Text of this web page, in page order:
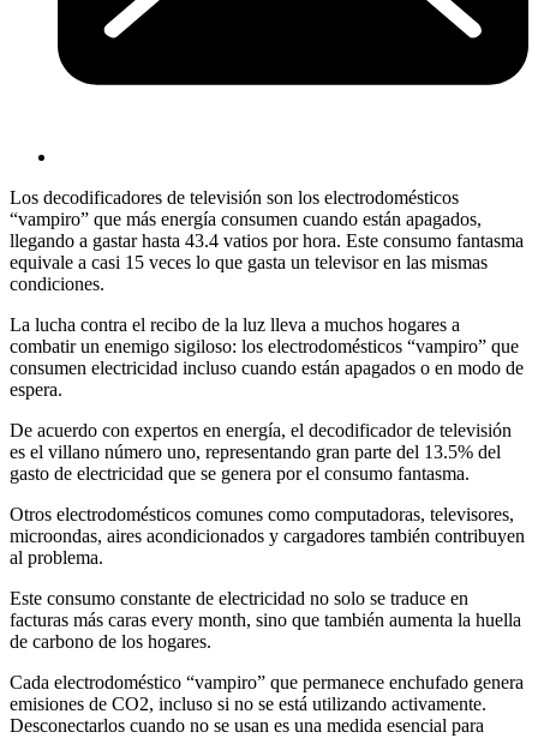
Los decodificadores de televisión son los electrodomésticos
“vampiro” que más energía consumen cuando están apagados,
llegando a gastar hasta 43.4 vatios por hora. Este consumo fantasma
equivale a casi 15 veces lo que gasta un televisor en las mismas
condiciones.
La lucha contra el recibo de la luz lleva a muchos hogares a
combatir un enemigo sigiloso: los electrodomésticos “vampiro” que
consumen electricidad incluso cuando están apagados o en modo de
espera.
De acuerdo con expertos en energía, el decodificador de televisión
es el villano número uno, representando gran parte del 13.5% del
gasto de electricidad que se genera por el consumo fantasma.
Otros electrodomésticos comunes como computadoras, televisores,
microondas, aires acondicionados y cargadores también contribuyen
al problema.
Este consumo constante de electricidad no solo se traduce en
facturas más caras every month, sino que también aumenta la huella
de carbono de los hogares.
Cada electrodoméstico “vampiro” que permanece enchufado genera
emisiones de CO2, incluso si no se está utilizando activamente.
Desconectarlos cuando no se usan es una medida esencial para